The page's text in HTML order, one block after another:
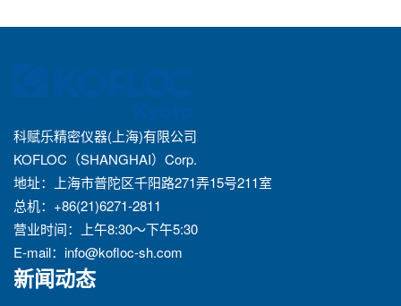
科赋乐精密仪器(上海)有限公司
KOFLOC（SHANGHAI）Corp.
地址：上海市普陀区千阳路271弄15号211室
总机：+86(21)6271-2811
营业时间：上午8:30～下午5:30
E-mail： info@kofloc-sh.com
新闻动态